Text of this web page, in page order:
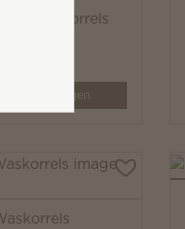
Waskorrels
tas toevoegen